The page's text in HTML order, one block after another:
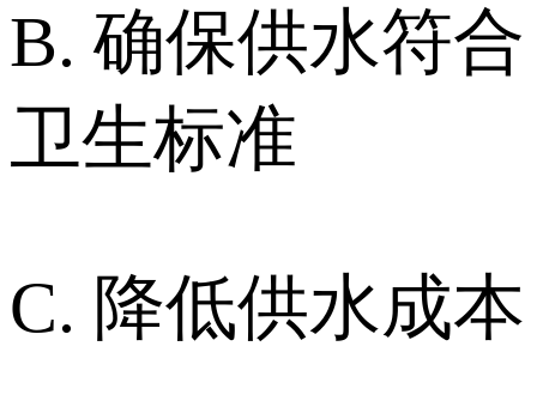
B. 确保供水符合
卫生标准
C. 降低供水成本